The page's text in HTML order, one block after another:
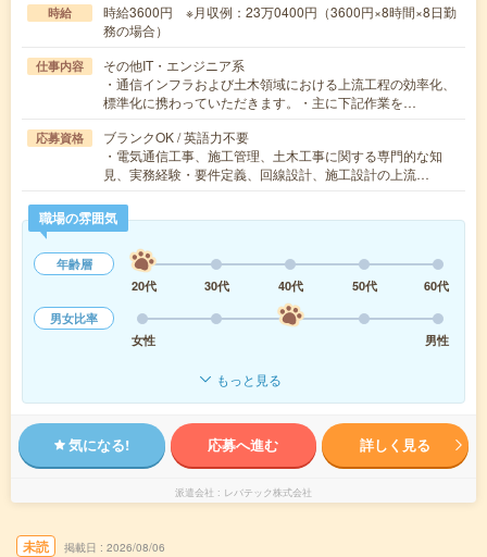
時給
時給3600円 ※月収例：23万0400円（3600円×8時間×8日勤
務の場合）
仕事内容
その他IT・エンジニア系
・通信インフラおよび土木領域における上流工程の効率化、
標準化に携わっていただきます。・主に下記作業を…
応募資格
ブランクOK / 英語力不要
・電気通信工事、施工管理、土木工事に関する専門的な知
見、実務経験・要件定義、回線設計、施工設計の上流…
職場の雰囲気
年齢層
20代
30代 40代 50代
60代
男女比率
女性
男性
もっと見る
気になる! 応募へ進む 詳しく見る
派遣会社 レバテック株式会社
未読 掲載日 2026/08/06